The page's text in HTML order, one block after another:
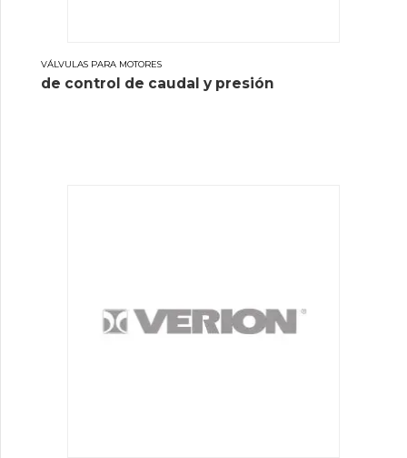
VÁLVULAS PARA MOTORES
de control de caudal y presión